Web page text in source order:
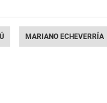
MARIANO ECHEVERRÍA